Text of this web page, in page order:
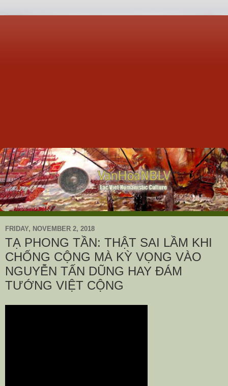
FRIDAY, NOVEMBER 2, 2018
TẠ PHONG TẦN: THẬT SAI LẦM KHI
CHỐNG CỘNG MÀ KỲ VỌNG VÀO
NGUYỄN TẤN DŨNG HAY ĐÁM
TƯỚNG VIỆT CỘNG